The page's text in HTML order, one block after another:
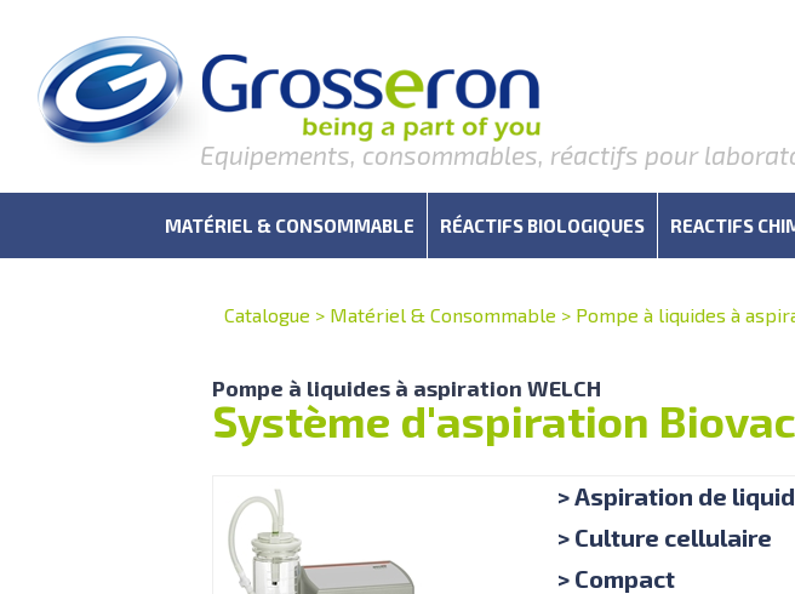
Equipements, consommables, réactifs pour
MATÉRIEL & CONSOMMABLE RÉACTIFS BIOLOGIQUES REACTIFS
Catalogue > Matériel & Consommable > Pompe à liquides à
Pompe à liquides à aspiration WELCH
Système d'aspiration
> Aspiration de
> Culture cellulaire
> Compact